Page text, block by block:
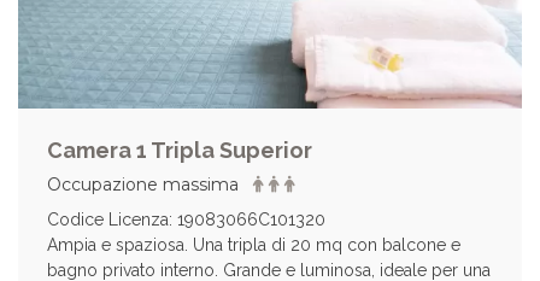
Camera 1 Tripla Superior
Occupazione massima
Codice Licenza: 19083066C101320
Ampia e spaziosa. Una tripla di 20 mq con balcone e
bagno privato interno. Grande e luminosa, ideale per una